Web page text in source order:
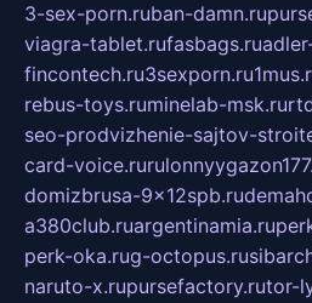
3-sex-porn.ruban-damn.ru
viagra-tablet.rufasbags.ru
fincontech.ru3sexporn.ru
rebus-toys.ruminelab-msk.ru
seo-prodvizhenie-sajtov-
card-voice.ru
domizbrusa-9x12spb.ru
a380club.ruargentinamia.ru
perk-oka.rug-octopus.ru
naruto-x.rupursefactory.rutor-